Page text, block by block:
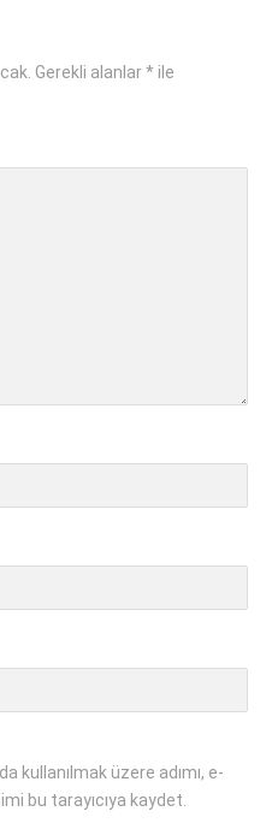
Gerekli alanlar* ile
kullanılmak üzere adımı, e-
bu tarayıcıya kaydet.